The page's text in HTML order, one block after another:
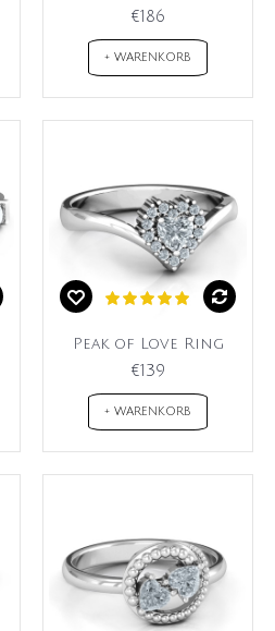
€186
+ WARENKORB
Peak of Love Ring
€139
+ WARENKORB